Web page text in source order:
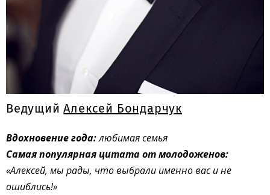
ВедущийАлексей Бондарчук
Вдохновение года:любимая семья
Самая популярная цитата от молодоженов:
«Алексей, мы рады, что выбрали именно вас и не
ошиблись!»